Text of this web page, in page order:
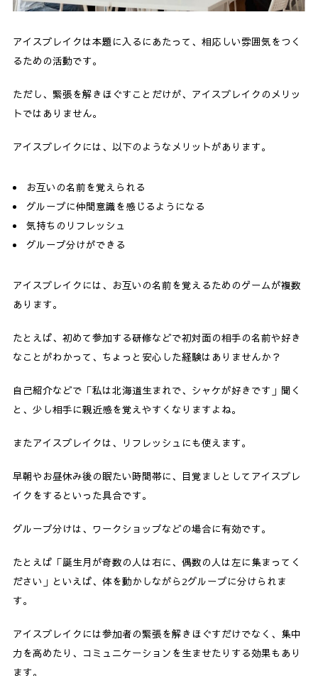
アイスブレイクは本題に入るにあたって、相応しい雰囲気をつく
るための活動です。
ただし、緊張を解きほぐすことだけが、アイスブレイクのメリッ
トではありません。
アイスブレイクには、以下のようなメリットがあります。
お互いの名前を覚えられる
グループに仲間意識を感じるようになる
気持ちのリフレッシュ
グループ分けができる
アイスブレイクには、お互いの名前を覚えるためのゲームが複数
あります。
たとえば、初めて参加する研修などで初対面の相手の名前や好き
なことがわかって、ちょっと安心した経験はありませんか？
自己紹介などで「私は北海道生まれで、シャケが好きです」聞く
と、少し相手に親近感を覚えやすくなりますよね。
またアイスブレイクは、リフレッシュにも使えます。
早朝やお昼休み後の眠たい時間帯に、目覚ましとしてアイスブレ
イクをするといった具合です。
グループ分けは、ワークショップなどの場合に有効です。
たとえば「誕生月が奇数の人は右に、偶数の人は左に集まってく
ださい」といえば、体を動かしながら2グループに分けられま
す。
アイスブレイクには参加者の緊張を解きほぐすだけでなく、集中
力を高めたり、コミュニケーションを生ませたりする効果もあり
ます。